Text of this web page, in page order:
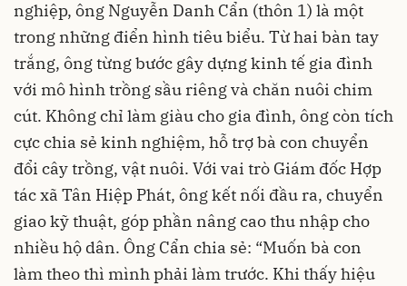
nghiệp, ông Nguyễn Danh Cẩn (thôn 1) là một
trong những điển hình tiêu biểu. Từ hai bàn tay
trắng, ông từng bước gây dựng kinh tế gia đình
với mô hình trồng sầu riêng và chăn nuôi chim
cút. Không chỉ làm giàu cho gia đình, ông còn tích
cực chia sẻ kinh nghiệm, hỗ trợ bà con chuyển
đổi cây trồng, vật nuôi. Với vai trò Giám đốc Hợp
tác xã Tân Hiệp Phát, ông kết nối đầu ra, chuyển
giao kỹ thuật, góp phần nâng cao thu nhập cho
nhiều hộ dân. Ông Cẩn chia sẻ: “Muốn bà con
làm theo thì mình phải làm trước. Khi thấy hiệu